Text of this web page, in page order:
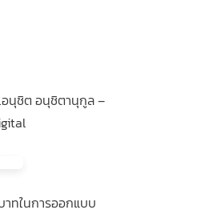
อนุชิต อนุชิตานุกูล –
าทในการออกแบบ